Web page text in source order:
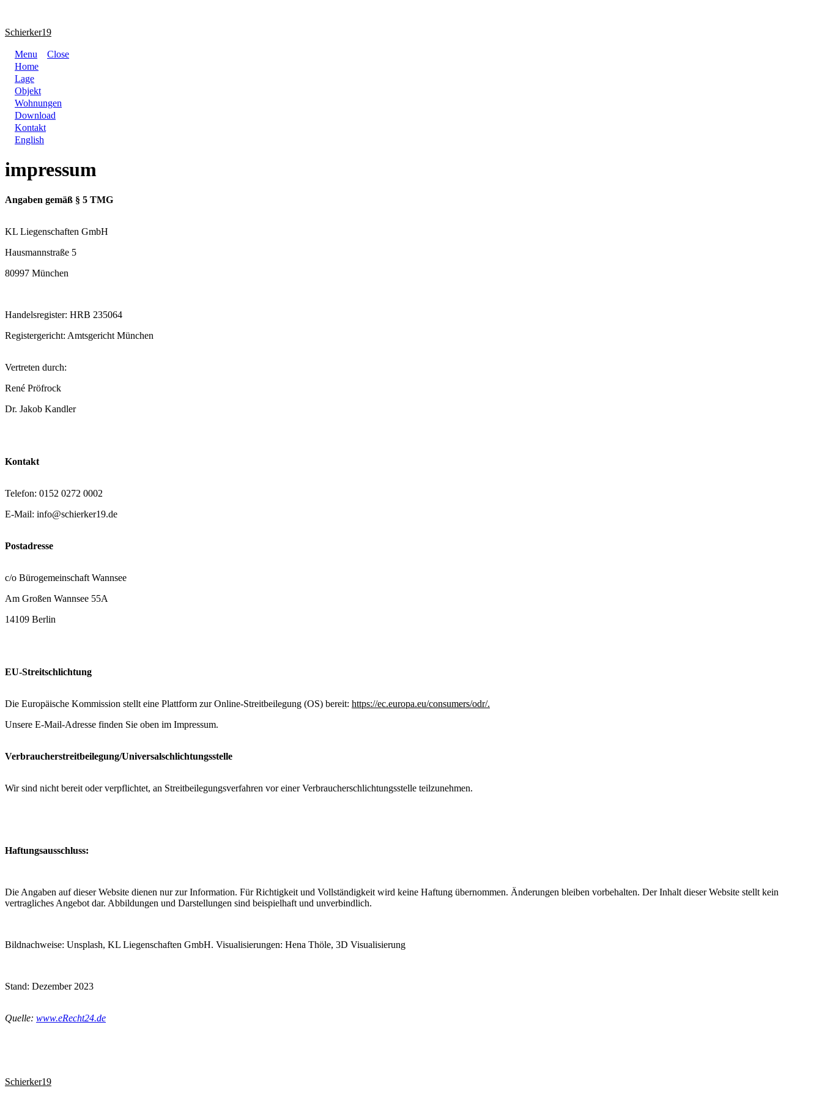
Schierker19
Menu
Close
Home
Lage
Objekt
Wohnungen
Download
Kontakt
English
impressum
Angaben gemäß § 5 TMG
KL Liegenschaften GmbH
Hausmannstraße 5
80997 München
Handelsregister: HRB 235064
Registergericht: Amtsgericht München
Vertreten durch:
René Pröfrock
Dr. Jakob Kandler
Kontakt
Telefon: 0152 0272 0002
E-Mail: info@schierker19.de
Postadresse
c/o Bürogemeinschaft Wannsee
Am Großen Wannsee 55A
14109 Berlin
EU-Streitschlichtung
Die Europäische Kommission stellt eine Plattform zur Online-Streitbeilegung (OS) bereit: https://ec.europa.eu/consumers/odr/.
Unsere E-Mail-Adresse finden Sie oben im Impressum.
Verbraucherstreitbeilegung/Universalschlichtungsstelle
Wir sind nicht bereit oder verpflichtet, an Streitbeilegungsverfahren vor einer Verbraucherschlichtungsstelle teilzunehmen.
Haftungsausschluss:
Die Angaben auf dieser Website dienen nur zur Information. Für Richtigkeit und Vollständigkeit wird keine Haftung übernommen. Änderungen bleiben vorbehalten. Der Inhalt dieser Website stellt kein
vertragliches Angebot dar. Abbildungen und Darstellungen sind beispielhaft und unverbindlich.
Bildnachweise: Unsplash, KL Liegenschaften GmbH. Visualisierungen: Hena Thöle, 3D Visualisierung
Stand: Dezember 2023
Quelle: www.eRecht24.de
Schierker19